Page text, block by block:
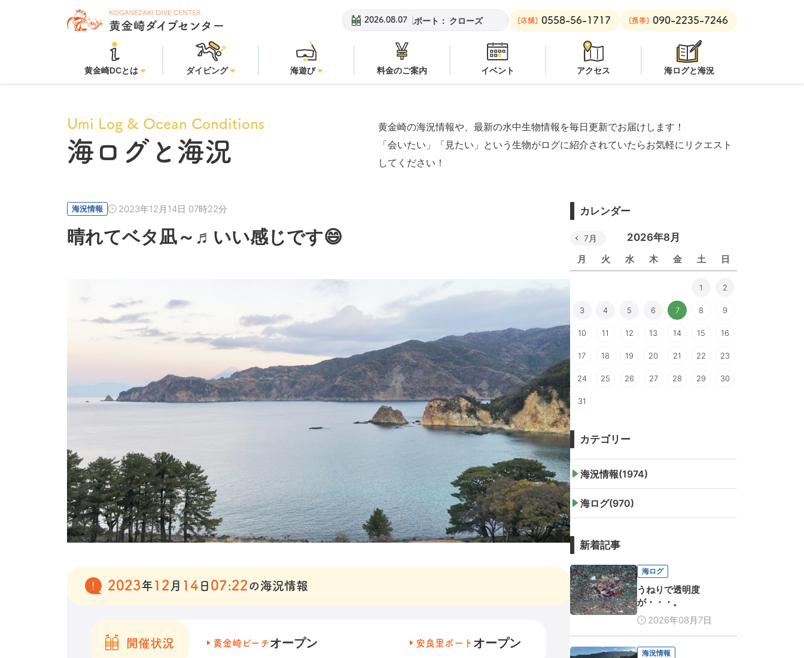
2026.08.07
潜水注意 安良里ボート：クローズ 黄金崎ビーチ： 潜水注意 安良里ボート：クローズ
[店舗] 0558-56-1717 [携帯] 090-2235-7246
黄金崎DCとは ダイビング 海遊び 料金のご案内 イベント アクセス 海ログと海況
Umi Log & Ocean Conditions
海ログと海況
黄金崎の海況情報や、最新の水中生物情報を毎日更新でお届けします！
「会いたい」「見たい」という生物がログに紹介されていたらお気軽にリクエスト
してください！
海況情報 2023年12月14日 07時22分
晴れてベタ凪～♬いい感じです😄
2023年 12 月 14 日 07:22 の海況情報
開催状況 黄金崎ビーチオープン 安良里ボート オープン
カレンダー
2026年8月
月 火 水 木 金 土 日
7月
1 2
3 4 5 6 7 8 9
10 11 12 13 14 15 16
17 18 19 20 21 22 23
24 25 26 27 28 29 30
31
カテゴリー
海況情報(1974)
海ログ(970)
新着記事
海ログ
うねりで透明度
が・・・。
2026年08月7日
海況情報